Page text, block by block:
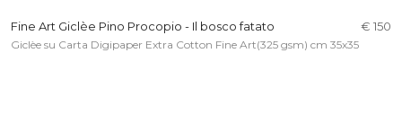
Fine Art Giclèe Pino Procopio - Il bosco fatato € 150
Giclèe su Carta Digipaper Extra Cotton Fine Art(325 gsm) cm 35x35